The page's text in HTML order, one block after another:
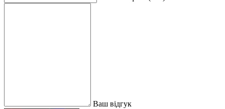
Ваш відгук